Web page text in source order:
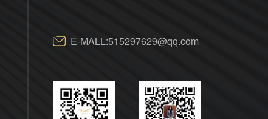
E-MALL:515297629@qq.com